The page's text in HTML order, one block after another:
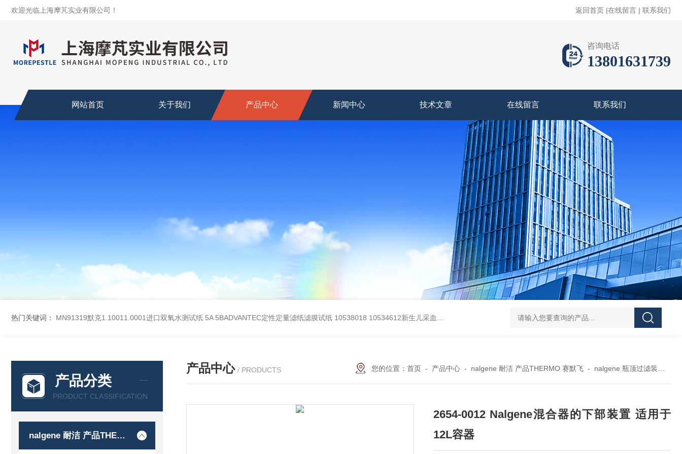
欢迎光临上海摩芃实业有限公司！ 返回首页 |在线留言 | 联系我们
咨询电话
13801631739
网站首页 关于我们 产品中心 新闻中心 技术文章 在线留言 联系我们
热门关键词： MN91319默克1.10011.0001进口双氧水测试纸 5A 5BADVANTEC定性定量滤纸滤膜试纸 10538018 10534612新生儿采血纸 3119-0050无菌339652 23-2263赛默飞离心管 UFC903096 MAP001
产品分类
PRODUCT CLASSIFICATION
nalgene 耐洁 产品THERMO 赛默飞
产品中心 / PRODUCTS 您的位置： 首页- 产品中心- nalgene 耐洁 产品THERMO 赛默飞- nalgene 瓶顶过滤装置
2654-0012 Nalgene混合器的下部装置 适用于
12L容器